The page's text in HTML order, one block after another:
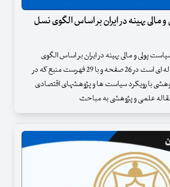
مالی بهینه در ایران بر اساس الگوی نسل
پولی و مالی بهینه در ایران بر اساس الگوی
نسل های همپوشان" مقاله ای است در 26 صفحه و با 29 فهرست منبع که در
با رویکرد سیاست ها و پژوهشهای اقتصادی
علمی و پژوهشی به مباحث